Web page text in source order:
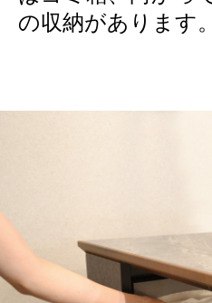
の収納があります。